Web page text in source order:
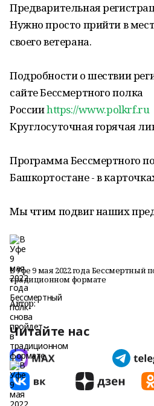
Предварительная
Нужно просто прийти в
своего ветерана.
Подробности о шествии
сайте Бессмертного полка
Россииhttps://www.polkrf.ru
Круглосуточная горячая
Программа Бессмертного
Башкортостане - в
Мы чтим подвиг наших
В Уфе 9 мая 2022 года Бессмертный
традиционном формате
Автор:
Читайте нас